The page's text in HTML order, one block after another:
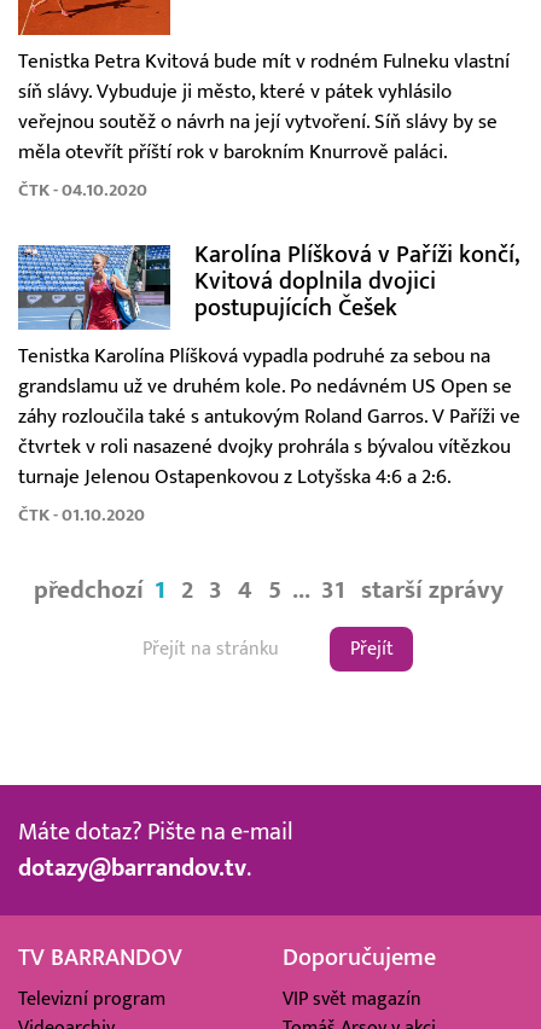
Tenistka Petra Kvitová bude mít v rodném Fulneku vlastní
síň slávy. Vybuduje ji město, které v pátek vyhlásilo
veřejnou soutěž o návrh na její vytvoření. Síň slávy by se
měla otevřít příští rok v barokním Knurrově paláci.
ČTK - 04.10.2020
Karolína Plíšková v Paříži končí,
Kvitová doplnila dvojici
postupujících Češek
Tenistka Karolína Plíšková vypadla podruhé za sebou na
grandslamu už ve druhém kole. Po nedávném US Open se
záhy rozloučila také s antukovým Roland Garros. V Paříži ve
čtvrtek v roli nasazené dvojky prohrála s bývalou vítězkou
turnaje Jelenou Ostapenkovou z Lotyšska 4:6 a 2:6.
ČTK - 01.10.2020
předchozí 1 2 3 4 5 ... 31 starší zprávy
Přejít
Máte dotaz? Pište na e-mail
dotazy@barrandov.tv.
TV BARRANDOV
Televizní program
Doporučujeme
VIP svět magazín